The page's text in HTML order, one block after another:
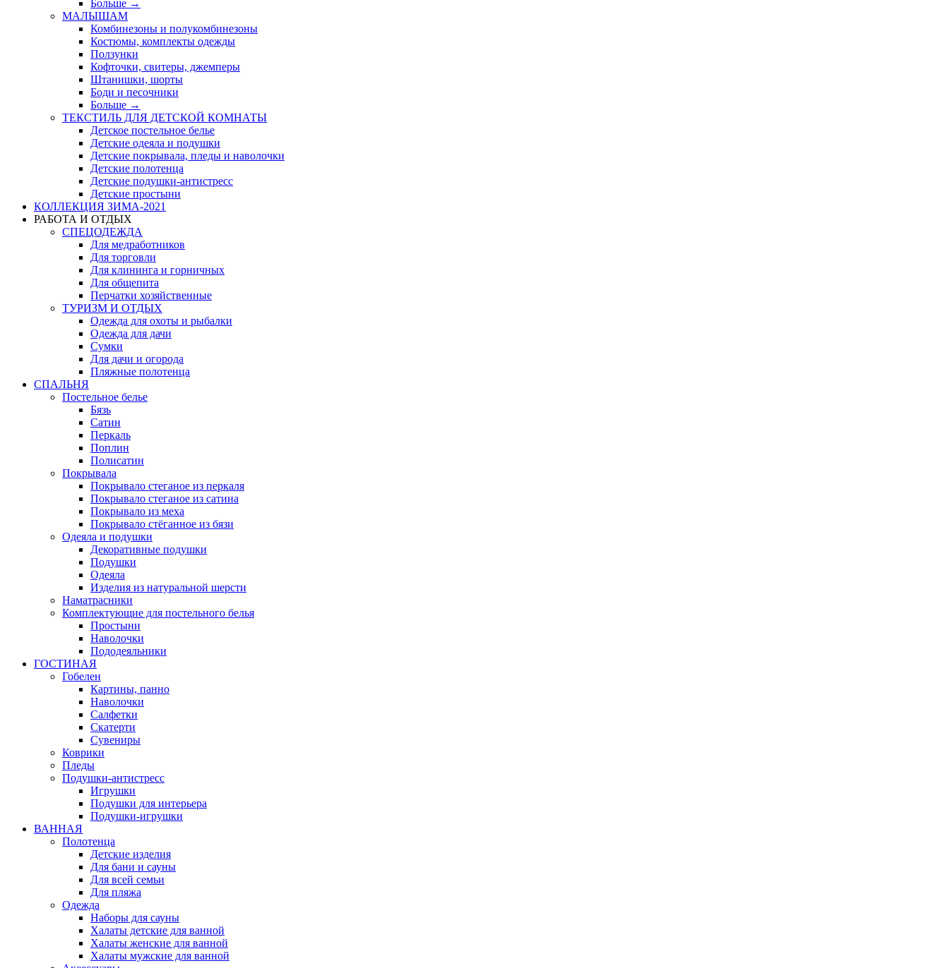
Больше →
МАЛЫШАМ
Комбинезоны и полукомбинезоны
Костюмы, комплекты одежды
Ползунки
Кофточки, свитеры, джемперы
Штанишки, шорты
Боди и песочники
Больше →
ТЕКСТИЛЬ ДЛЯ ДЕТСКОЙ КОМНАТЫ
Детское постельное белье
Детские одеяла и подушки
Детские покрывала, пледы и наволочки
Детские полотенца
Детские подушки-антистресс
Детские простыни
КОЛЛЕКЦИЯ ЗИМА-2021
РАБОТА И ОТДЫХ
СПЕЦОДЕЖДА
Для медработников
Для торговли
Для клининга и горничных
Для общепита
Перчатки хозяйственные
ТУРИЗМ И ОТДЫХ
Одежда для охоты и рыбалки
Одежда для дачи
Сумки
Для дачи и огорода
Пляжные полотенца
СПАЛЬНЯ
Постельное белье
Бязь
Сатин
Перкаль
Поплин
Полисатин
Покрывала
Покрывало стеганое из перкаля
Покрывало стеганое из сатина
Покрывало из меха
Покрывало стёганное из бязи
Одеяла и подушки
Декоративные подушки
Подушки
Одеяла
Изделия из натуральной шерсти
Наматраcники
Комплектующие для постельного белья
Простыни
Наволочки
Пододеяльники
ГОСТИНАЯ
Гобелен
Картины, панно
Наволочки
Салфетки
Скатерти
Сувениры
Коврики
Пледы
Подушки-антистресс
Игрушки
Подушки для интерьера
Подушки-игрушки
ВАННАЯ
Полотенца
Детские изделия
Для бани и сауны
Для всей семьи
Для пляжа
Одежда
Наборы для сауны
Халаты детские для ванной
Халаты женские для ванной
Халаты мужские для ванной